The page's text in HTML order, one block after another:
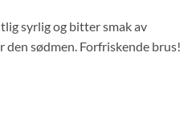
syrlig og bitter smak av
den sødmen. Forfriskende brus!